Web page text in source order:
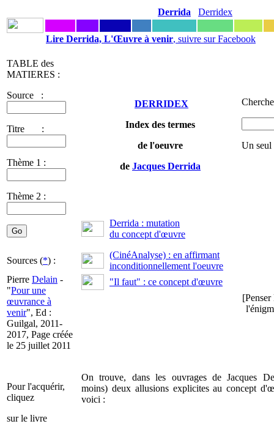
Derrida Derridex
Lire Derrida, L'Œuvre à venir, suivre sur Facebook
TABLE des
MATIERES :
Source :
Titre :
Thème 1 :
Thème 2 :
DERRIDEX
Index des termes
de l'oeuvre
de Jacques Derrida
Un seul
Derrida : mutation
du concept d'œuvre
Sources (*) :
(CinéAnalyse) : en affirmant
inconditionnellement l'oeuvre
Pierre Delain -
"Pour une
œuvrance à
venir", Ed :
Guilgal, 2011-
2017, Page créée
le 25 juillet 2011
"Il faut" : ce concept d'œuvre
On trouve, dans les ouvrages de Jacques
moins) deux allusions explicites au concept
voici :
Pour l'acquérir,
cliquez
sur le livre